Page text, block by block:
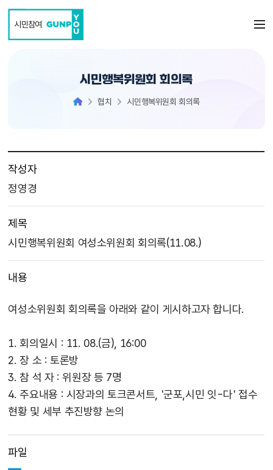
시민참여
시민행복위원회 회의록
협치 시민행복위원회 회의록
작성자
정영경
제목
시민행복위원회 여성소위원회 회의록(11.08.)
내용
여성소위원회 회의록을 아래와 같이 게시하고자 합니다.
1. 회의일시 : 11. 08.(금), 16:00
2. 장 소 : 토론방
3. 참 석 자 : 위원장 등 7명
4. 주요내용 : 시장과의 토크콘서트, '군포,시민 잇-다' 접수
현황 및 세부 추진방향 논의
파일